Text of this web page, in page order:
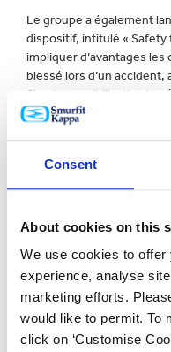
Consent
About cookies on this
We use cookies to
experience, analyse
marketing efforts.
would like to permit. To
click on ‘Customise
Le groupe a également
dispositif, intitulé « Safety
impliquer d’avantages
blessé lors d’un accident,
film de sensibilisation
En France, l’ensemble
variées, avec par exemple :
-Un atelier nutritionnel
- Un « escape game » à
- Un parcours dans la
- Un atelier sur les
lien avec la Prévention
Ouest)